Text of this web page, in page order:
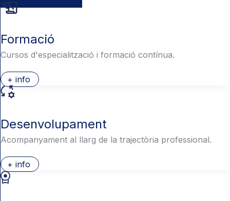
Formació
Cursos d'especialització i formació contínua.
+ info
Desenvolupament
Acompanyament al llarg de la trajectòria professional.
+ info